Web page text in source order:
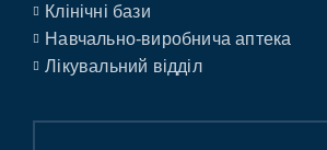
Клінічні бази
Навчально-виробнича аптека
Лікувальний відділ